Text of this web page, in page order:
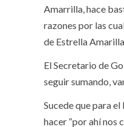
Amarrilla, hace
razones por las
de Estrella
El Secretario de
seguir sumando,
Sucede que para
hacer “por ahí nos